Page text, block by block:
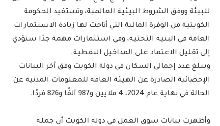
للبيئة ووفق الشروط البيئية العالمية، وتستفيد الحكومة
الكويتية من الوفرة المالية التي أتاحت لها زيادة الاستثمارات
العامة في البنية التحتية، وفي استثمارات مهمة جدًا ستؤدي
إلى تقليل الاعتماد على المداخيل النفطية.
ويبلغ عدد إجمالي السكان في دولة الكويت وفق آخر البيانات
الإحصائية الصادرة عن الهيئة العامة للمعلومات المدنية عن
الحالة في نهاية عام 2024، 4 ملايين و987 ألفًا و826 فردًا.
وأظهرت بيانات سوق العمل في دولة الكويت أن جملة